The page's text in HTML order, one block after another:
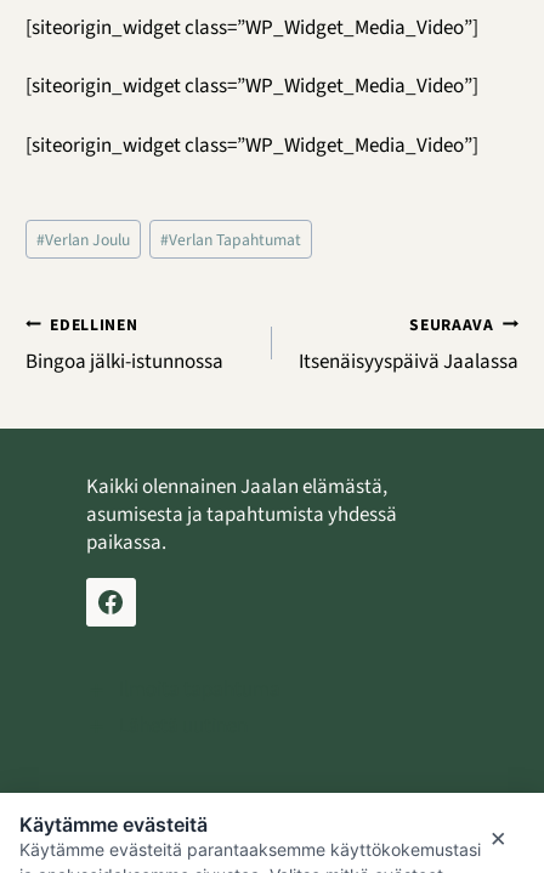
[siteorigin_widget class=”WP_Widget_Media_Video”]
[siteorigin_widget class=”WP_Widget_Media_Video”]
[siteorigin_widget class=”WP_Widget_Media_Video”]
Avainsanat:
#Verlan Joulu #Verlan Tapahtumat
Artikkelien
selaus
EDELLINEN
Bingoa jälki-istunnossa
SEURAAVA
Itsenäisyyspäivä Jaalassa
Kaikki olennainen Jaalan elämästä,
asumisesta ja tapahtumista yhdessä
paikassa.
Jaalan kotiseutusäätiö
×
Käytämme evästeitä
Käytämme evästeitä parantaaksemme käyttökokemustasi